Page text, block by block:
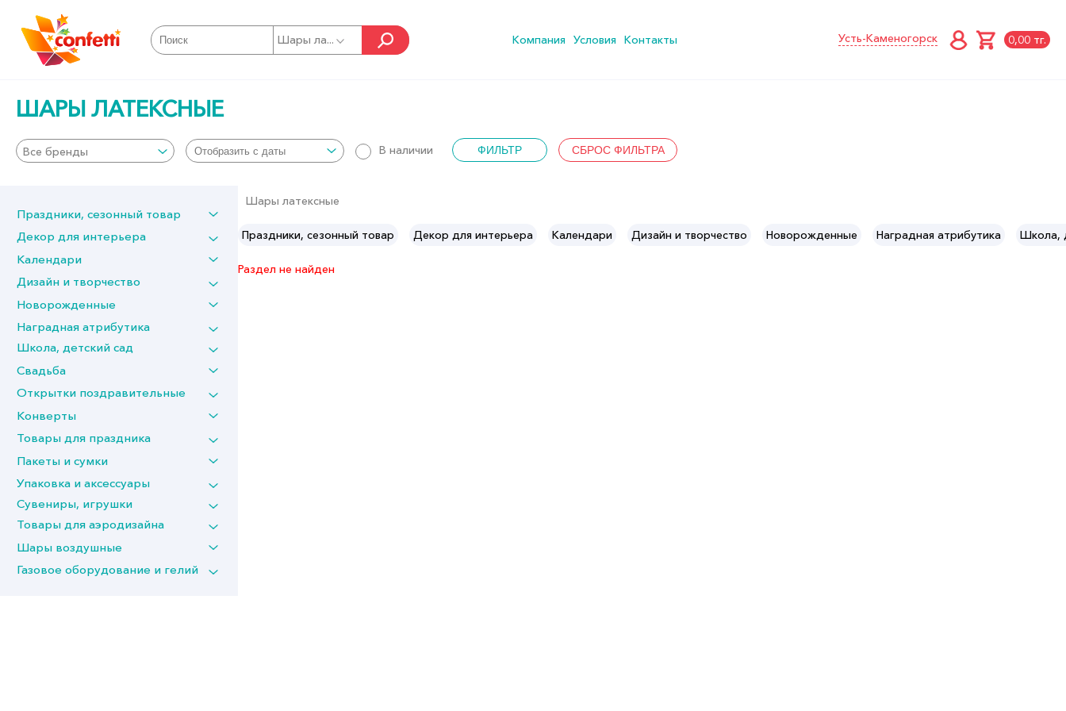
Шары ла... Компания Условия Контакты Усть-Каменогорск 0,00 тг.
ШАРЫ ЛАТЕКСНЫЕ
Праздники, сезонный товар
Декор для интерьера
Календари
Дизайн и творчество
Новорожденные
Наградная атрибутика
Школа, детский сад
Свадьба
Открытки поздравительные
Конверты
Товары для праздника
Пакеты и сумки
Упаковка и аксессуары
Сувениры, игрушки
Товары для аэродизайна
Шары воздушные
Газовое оборудование и гелий
Все бренды В наличии
Шары латексные
Газовое оборудование и гелий Праздники, сезонный товар Декор для интерьера Календари Дизайн и творчество Новорожденные Наградная атрибутика Школа,
Раздел не найден